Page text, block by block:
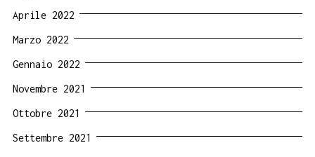
Aprile 2022
Marzo 2022
Gennaio 2022
Novembre 2021
Ottobre 2021
Settembre 2021